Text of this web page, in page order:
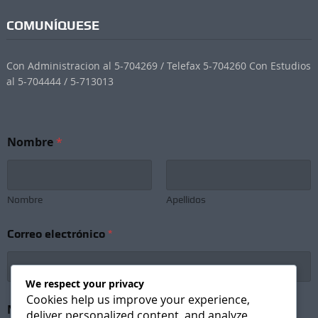
COMUNÍQUESE
Con Administracion al 5-704269 / Telefax 5-704260 Con Estudios
al 5-704444 / 5-713013
Nombre*
Nombre Apellidos
Correo electrónico *
uNewsletter Subscription*
We respect your privacy
Cookies help us improve your experience,